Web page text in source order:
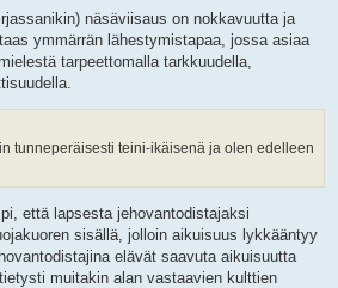
näsäviisaus on nokkavuutta ja
ymmärrän lähestymistapaa, jossa asiaa
tarpeettomalla tarkkuudella,
tunneperäisesti teini-ikäisenä ja olen edelleen
että lapsesta jehovantodistajaksi
sisällä, jolloin aikuisuus lykkääntyy
elävät saavuta aikuisuutta
muitakin alan vastaavien kulttien